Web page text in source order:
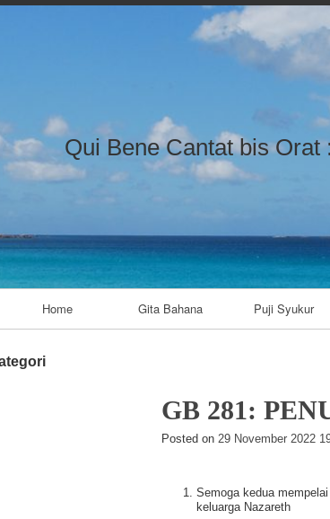
Qui Bene Cantat bis Orat
Home Gita Bahana Puji Syukur
GB 281:
Posted on 29 November 2022
Semoga kedua
keluarga Nazareth